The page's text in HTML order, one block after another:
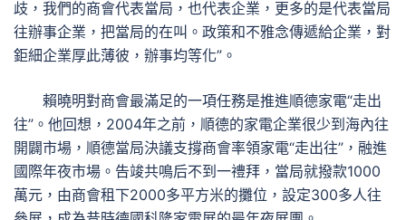
歧，我們的商會代表當局，也代表企業，更多的是代表當局
往辦事企業，把當局的在叫。政策和不雅念傳遞給企業，對
鉅細企業厚此薄彼，辦事均等化”。
賴曉明對商會最滿足的一項任務是推進順德家電“走出
往”。他回想，2004年之前，順德的家電企業很少到海內往
開闢市場，順德當局決議支撐商會率領家電“走出往”，融進
國際年夜市場。告竣共鳴后不到一禮拜，當局就撥款1000
萬元，由商會租下2000多平方米的攤位，設定300多人往